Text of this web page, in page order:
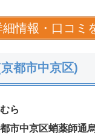
細情報・口コミ
都市中京区)
ら
市中京区蛸薬師通